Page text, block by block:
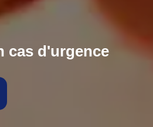
cas d'urgence